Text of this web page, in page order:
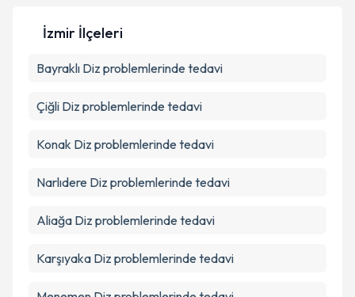
Metni'ni okudum ve kişisel verilerimin belirtilen
İzmir İlçeleri
Bayraklı Diz problemlerinde tedavi
Çiğli Diz problemlerinde tedavi
Konak Diz problemlerinde tedavi
Narlıdere Diz problemlerinde tedavi
Aliağa Diz problemlerinde tedavi
Karşıyaka Diz problemlerinde tedavi